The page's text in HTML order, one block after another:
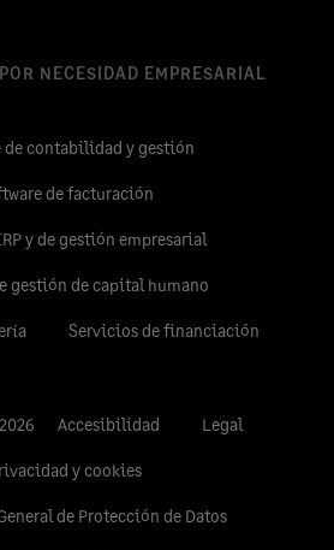
NECESIDAD EMPRESARIAL
de contabilidad y gestión
de facturación
y de gestión empresarial
gestión de capital humano
Servicios de financiación
Accesibilidad Legal
y cookies
de Protección de Datos